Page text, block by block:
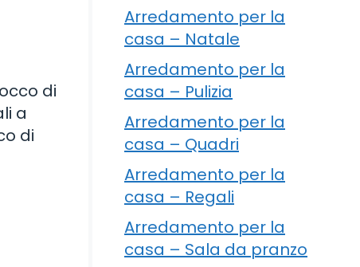
di
a
di
Arredamento per la
casa – Natale
Arredamento per la
casa – Pulizia
Arredamento per la
casa – Quadri
Arredamento per la
casa – Regali
Arredamento per la
casa – Sala da pranzo